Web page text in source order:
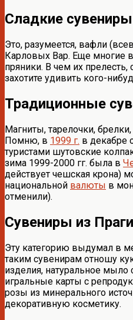
Сладкие
Это, разумеется, вафли
Карловых Вар. Еще многие
пряники. В чем их прелесть,
захотите удивить кого-
Традиционные
Магниты, тарелочки,
Помню, в 1999 г. в декабре
туристами шутовские
зима 1999-2000 гг. была в
действует чешская крона)
национальной валюты в
отменили).
Сувениры из
Эту категорию выдумал в
таким сувенирам отношу
изделия, натуральное мыло
игральные карты с
розы из минерального
декоративную косметику.